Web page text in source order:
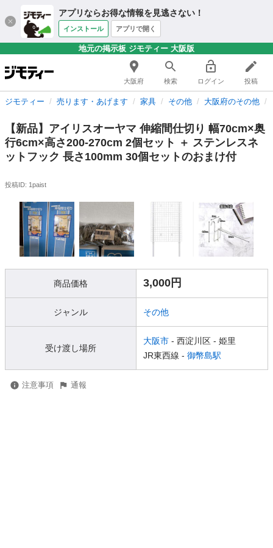
アプリならお得な情報を見逃さない！
インストール アプリで開く
地元の掲示板 ジモティー 大阪版
大阪府 検索 ログイン 投稿
ジモティー 売ります・あげます 家具 その他 大阪府のその他
【新品】アイリスオーヤマ 伸縮間仕切り 幅70cm×奥
行6cm×高さ200-270cm 2個セット ＋ ステンレスネ
ットフック 長さ100mm 30個セットのおまけ付
投稿ID: 1paist
商品価格 3,000円
ジャンル その他
受け渡し場所
大阪市 - 西淀川区 - 姫里
JR東西線 - 御幣島駅
注意事項 通報